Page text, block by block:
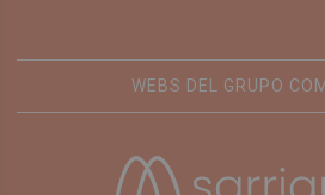
WEBS DEL GRUPO